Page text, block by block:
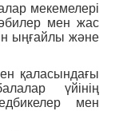
мекемелері
мен жас
ыңғайлы және
қаласындағы
үйінің
мен